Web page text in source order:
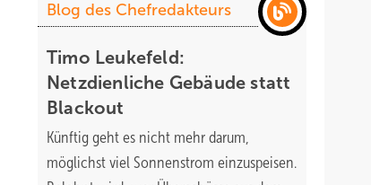
Blog des Chefredakteurs
Timo Leukefeld:
Netzdienliche Gebäude statt
Blackout
Künftig geht es nicht mehr darum,
möglichst viel Sonnenstrom einzuspeisen.